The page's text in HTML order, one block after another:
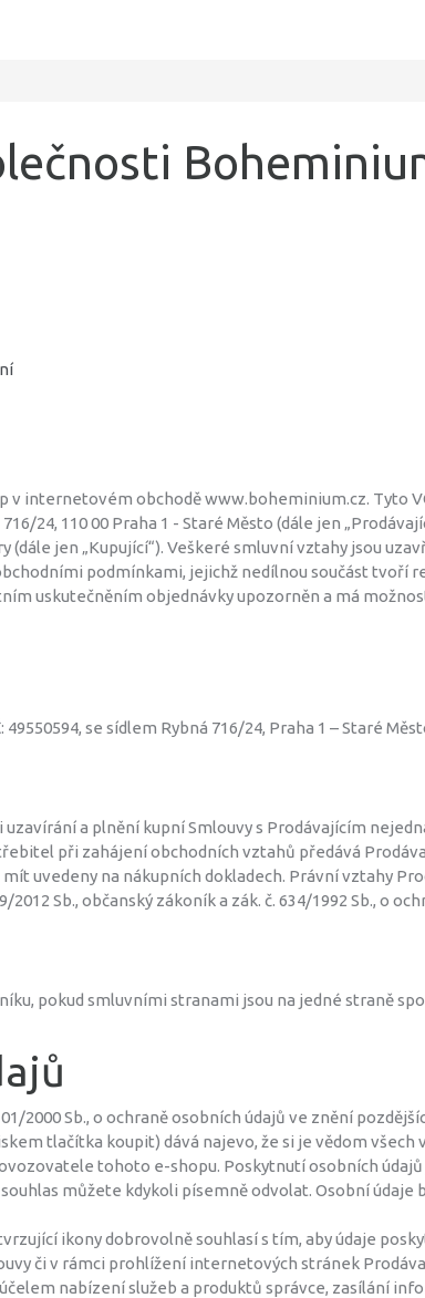
v internetovém obchodě www.boheminium.cz. Tyto
24, 110 00 Praha 1 - Staré Město (dále jen
jen „Kupující“). Veškeré smluvní vztahy jsou
podmínkami, jejichž nedílnou součást tvoří
uskutečněním objednávky upozorněn a má
se sídlem Rybná 716/24, Praha 1 – Staré
a plnění kupní Smlouvy s Prodávajícím
při zahájení obchodních vztahů předává
uvedeny na nákupních dokladech. Právní vztahy
Sb., občanský zákoník a zák. č. 634/1992 Sb., o
pokud smluvními stranami jsou na jedné straně
2000 Sb., o ochraně osobních údajů ve znění
tlačítka koupit) dává najevo, že si je vědom všech
tohoto e-shopu. Poskytnutí osobních
můžete kdykoli písemně odvolat. Osobní
ikony dobrovolně souhlasí s tím, aby údaje
či v rámci prohlížení internetových stránek
nabízení služeb a produktů správce, zasílání